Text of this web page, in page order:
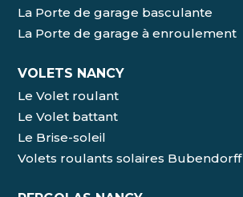
La Porte de garage basculante
La Porte de garage à enroulement
VOLETS NANCY
Le Volet roulant
Le Volet battant
Le Brise-soleil
Volets roulants solaires Bubendorff